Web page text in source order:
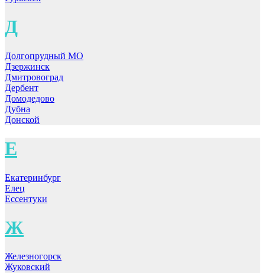
Д
Долгопрудный МО
Дзержинск
Дмитровоград
Дербент
Домодедово
Дубна
Донской
Е
Екатеринбург
Елец
Ессентуки
Ж
Железногорск
Жуковский